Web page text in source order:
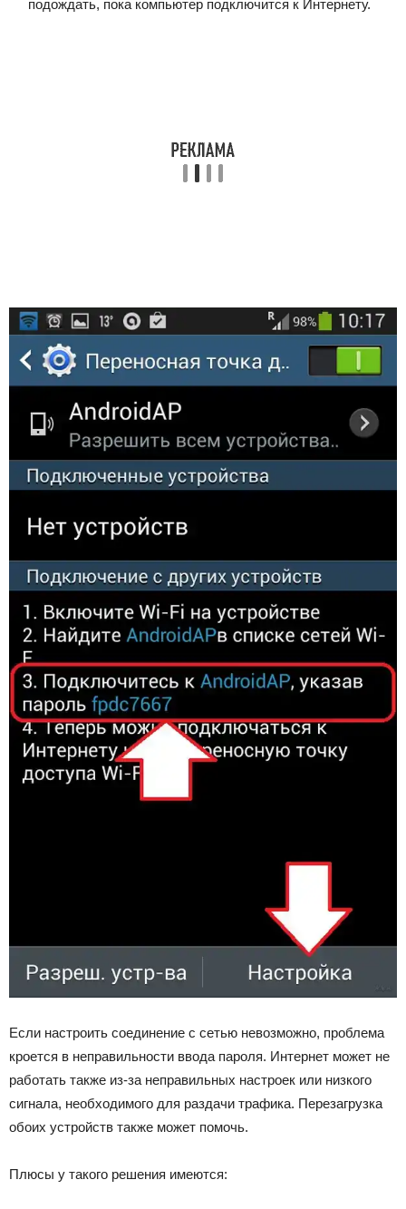
подождать, пока компьютер подключится к Интернету.
Если настроить соединение с сетью невозможно, проблема
кроется в неправильности ввода пароля. Интернет может не
работать также из-за неправильных настроек или низкого
сигнала, необходимого для раздачи трафика. Перезагрузка
обоих устройств также может помочь.
Плюсы у такого решения имеются: